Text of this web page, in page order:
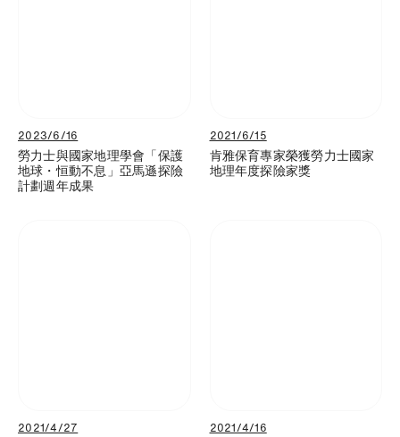
2023/6/16
勞力士與國家地理學會「保護
地球・恒動不息」亞馬遜探險
計劃週年成果
2021/6/15
肯雅保育專家榮獲勞力士國家
地理年度探險家獎
2021/4/27 2021/4/16